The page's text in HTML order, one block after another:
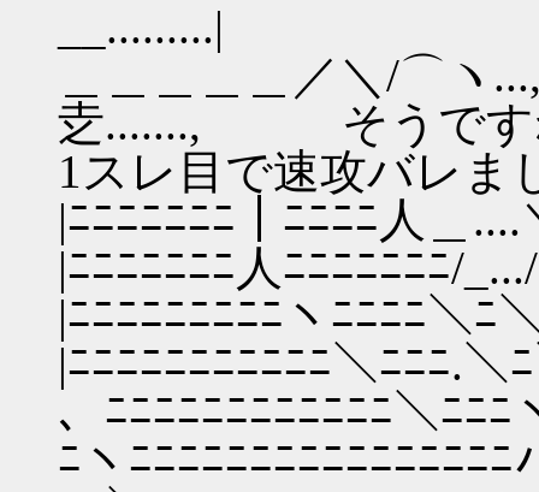
__.........|
＿＿＿＿＿／＼/⌒
赱......., そうです
1スレ目で速攻バレま
|ﾆﾆﾆﾆﾆﾆﾆ｜ﾆﾆﾆﾆ
|ﾆﾆﾆﾆﾆﾆﾆ人ﾆﾆﾆﾆﾆﾆ
|ﾆﾆﾆﾆﾆﾆﾆﾆﾆヽﾆﾆﾆﾆ＼
|ﾆﾆﾆﾆﾆﾆﾆﾆﾆﾆﾆ＼ﾆﾆﾆ.
、ﾆﾆﾆﾆﾆﾆﾆﾆﾆﾆﾆﾆ＼ﾆﾆﾆ
ﾆヽﾆﾆﾆﾆﾆﾆﾆﾆﾆﾆﾆﾆﾆﾆ